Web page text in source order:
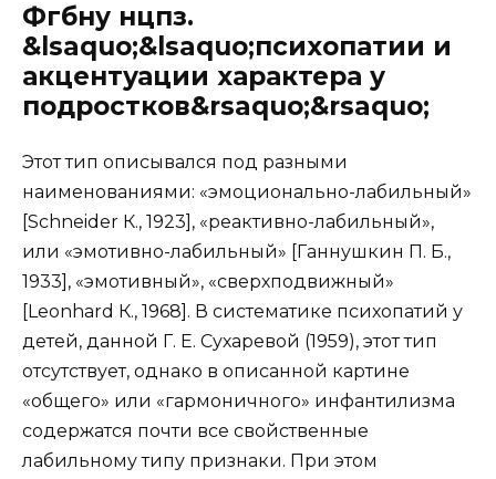
Фгбну нцпз.
&lsaquo;&lsaquo;психопатии и
акцентуации характера у
подростков&rsaquo;&rsaquo;
Этот тип описывался под разными
наименованиями: «эмоционально-лабильный»
[Schneider К., 1923], «реактивно-лабильный»,
или «эмотивно-лабильный» [Ганнушкин П. Б.,
1933], «эмотивный», «сверхподвижный»
[Leonhard К., 1968]. В систематике психопатий у
детей, данной Г. Е. Сухаревой (1959), этот тип
отсутствует, однако в описанной картине
«общего» или «гармоничного» инфантилизма
содержатся почти все свойственные
лабильному типу признаки. При этом